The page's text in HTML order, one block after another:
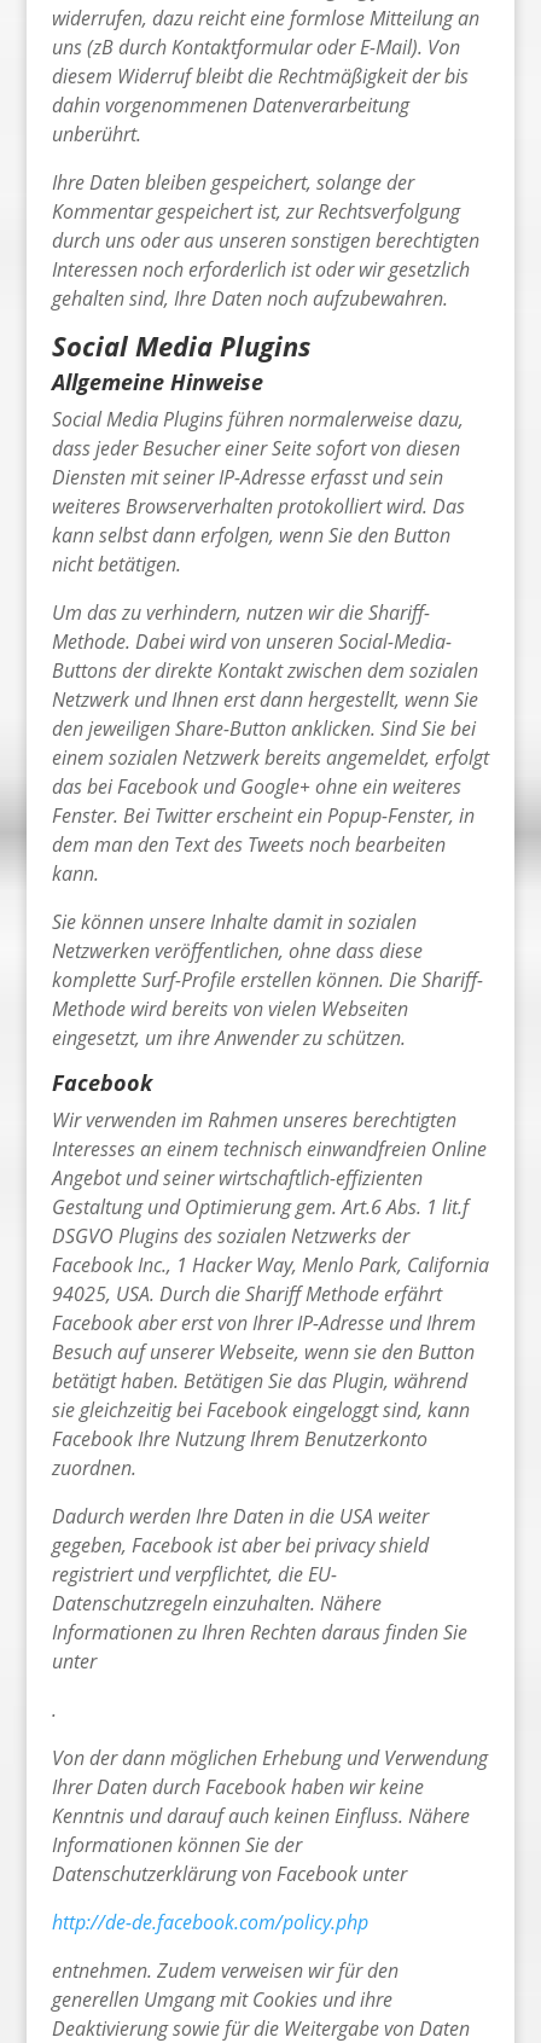
widerrufen, dazu reicht eine formlose Mitteilung an
uns (zB durch Kontaktformular oder E-Mail). Von
diesem Widerruf bleibt die Rechtmäßigkeit der bis
dahin vorgenommenen Datenverarbeitung
unberührt.
Ihre Daten bleiben gespeichert, solange der
Kommentar gespeichert ist, zur Rechtsverfolgung
durch uns oder aus unseren sonstigen berechtigten
Interessen noch erforderlich ist oder wir gesetzlich
gehalten sind, Ihre Daten noch aufzubewahren.
Social Media Plugins
Allgemeine Hinweise
Social Media Plugins führen normalerweise dazu,
dass jeder Besucher einer Seite sofort von diesen
Diensten mit seiner IP-Adresse erfasst und sein
weiteres Browserverhalten protokolliert wird. Das
kann selbst dann erfolgen, wenn Sie den Button
nicht betätigen.
Um das zu verhindern, nutzen wir die Shariff-
Methode. Dabei wird von unseren Social-Media-
Buttons der direkte Kontakt zwischen dem sozialen
Netzwerk und Ihnen erst dann hergestellt, wenn Sie
den jeweiligen Share-Button anklicken. Sind Sie bei
einem sozialen Netzwerk bereits angemeldet, erfolgt
das bei Facebook und Google+ ohne ein weiteres
Fenster. Bei Twitter erscheint ein Popup-Fenster, in
dem man den Text des Tweets noch bearbeiten
kann.
Sie können unsere Inhalte damit in sozialen
Netzwerken veröffentlichen, ohne dass diese
komplette Surf-Profile erstellen können. Die Shariff-
Methode wird bereits von vielen Webseiten
eingesetzt, um ihre Anwender zu schützen.
Facebook
Wir verwenden im Rahmen unseres berechtigten
Interesses an einem technisch einwandfreien Online
Angebot und seiner wirtschaftlich-effizienten
Gestaltung und Optimierung gem. Art.6 Abs. 1 lit.f
DSGVO Plugins des sozialen Netzwerks der
Facebook Inc., 1 Hacker Way, Menlo Park, California
94025, USA. Durch die Shariff Methode erfährt
Facebook aber erst von Ihrer IP-Adresse und Ihrem
Besuch auf unserer Webseite, wenn sie den Button
betätigt haben. Betätigen Sie das Plugin, während
sie gleichzeitig bei Facebook eingeloggt sind, kann
Facebook Ihre Nutzung Ihrem Benutzerkonto
zuordnen.
Dadurch werden Ihre Daten in die USA weiter
gegeben, Facebook ist aber bei privacy shield
registriert und verpflichtet, die EU-
Datenschutzregeln einzuhalten. Nähere
Informationen zu Ihren Rechten daraus finden Sie
unter
.
Von der dann möglichen Erhebung und Verwendung
Ihrer Daten durch Facebook haben wir keine
Kenntnis und darauf auch keinen Einfluss. Nähere
Informationen können Sie der
Datenschutzerklärung von Facebook unter
http://de-de.facebook.com/policy.php
entnehmen. Zudem verweisen wir für den
generellen Umgang mit Cookies und ihre
Deaktivierung sowie für die Weitergabe von Daten